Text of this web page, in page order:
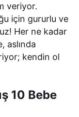
veriyor.
için gururlu ve
Her ne kadar
aslında
kendin ol
10 Bebe